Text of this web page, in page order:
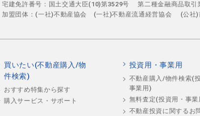
宅建免許番号：国土交通大臣(10)第3529号
第二種金融商品取引
加盟団体：(一社)不動産協会 (一社)不動産流通経営協会
(公社
買いたい(不動産購入/物
件検索)
おすすめ特集から探す
購入サービス・サポート
投資用・事業用
不動産購入/物件検索(
事業用)
無料査定(投資用・事業
不動産投資に関するお